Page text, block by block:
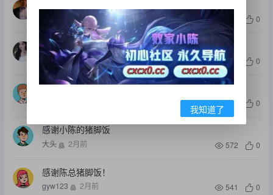
2月前 0
感谢陈总抽奖红包
Ttt708090 2月前 571 0
感谢陈总的猪蹄饭
583 0
感谢小陈的猪脚饭
大头 2月前 572 0
感谢陈总猪脚饭！
gyw123 2月前 541 0
我知道了